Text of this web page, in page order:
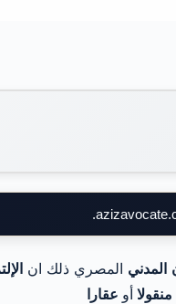
المدني المصري ذلك ان
منقولا أو عقارا